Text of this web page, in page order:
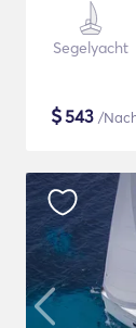
Segelyacht
$543 /